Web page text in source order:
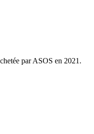
par ASOS en 2021.